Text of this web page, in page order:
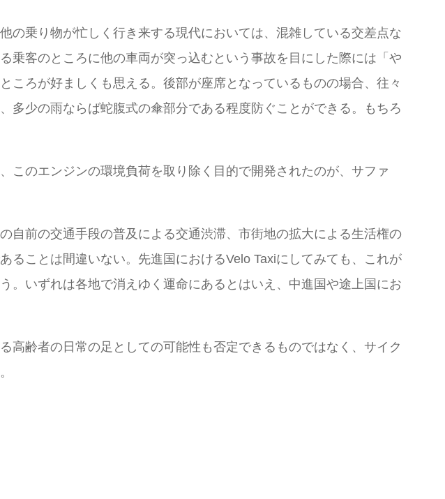
の乗り物が忙しく行き来する現代においては、混雑している交差点な
乗客のところに他の車両が突っ込むという事故を目にした際には「や
ろが好ましくも思える。後部が座席となっているものの場合、往々
多少の雨ならば蛇腹式の傘部分である程度防ぐことができる。もちろ
このエンジンの環境負荷を取り除く目的で開発されたのが、サファ
自前の交通手段の普及による交通渋滞、市街地の拡大による生活権の
ことは間違いない。先進国におけるVelo Taxiにしてみても、これが
。いずれは各地で消えゆく運命にあるとはいえ、中進国や途上国にお
齢者の日常の足としての可能性も否定できるものではなく、サイク